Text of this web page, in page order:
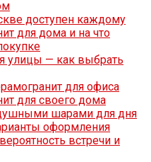
доступен каждому
для дома и на что
улицы — как выбрать
для офиса
для своего дома
шарами для дня
оформления
встречи и